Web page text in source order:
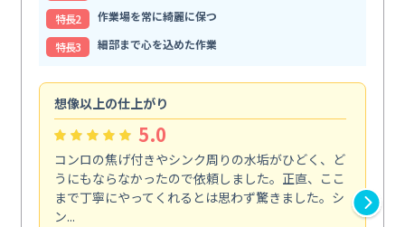
特⻑2
作業場を常に綺麗に保つ
特⻑3
細部まで心を込めた作業
想像以上の仕上がり
5.0
コンロの焦げ付きやシンク周りの水垢がひどく、ど
うにもならなかったので依頼しました。正直、ここ
まで丁寧にやってくれるとは思わず驚きました。シ
ン...